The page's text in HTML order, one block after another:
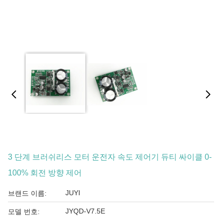
3 단계 브러쉬리스 모터 운전자 속도 제어기 듀티 싸이클 0-
100% 회전 방향 제어
브랜드 이름: JUYI
모델 번호: JYQD-V7.5E